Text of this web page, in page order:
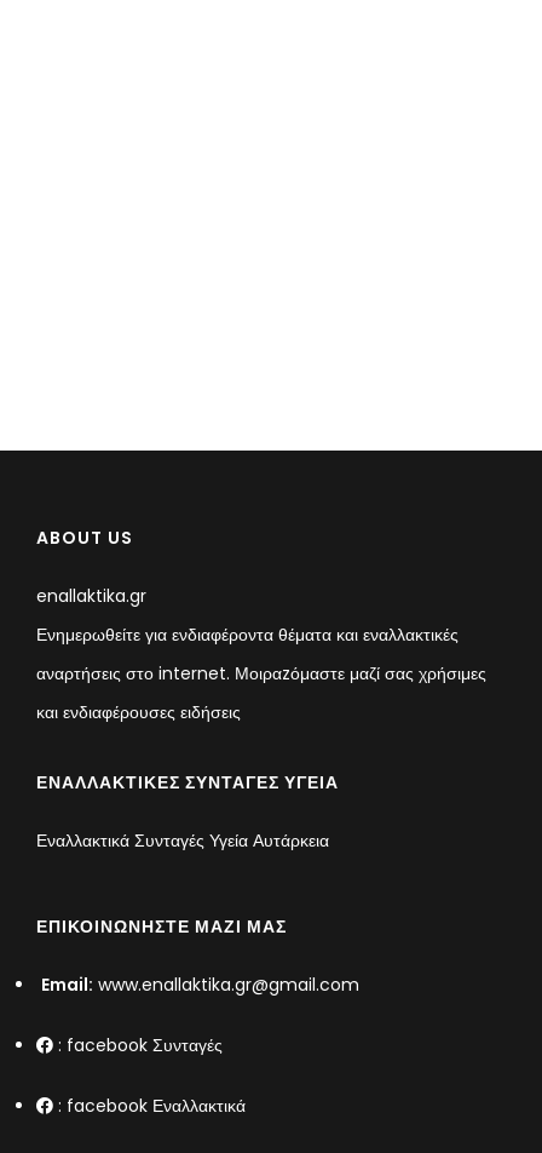
ABOUT US
enallaktika.gr
Ενημερωθείτε για ενδιαφέροντα θέματα και εναλλακτικές
αναρτήσεις στο internet. Μοιραzόμαστε μαζί σας χρήσιμες
και ενδιαφέρουσες ειδήσεις
ΕΝΑΛΛΑΚΤΙΚΈΣ ΣΥΝΤΑΓΈΣ ΥΓΕΊΑ
Εναλλακτικά Συνταγές Υγεία Αυτάρκεια
ΕΠΙΚΟΙΝΩΝΉΣΤΕ ΜΑΖΊ ΜΑΣ
Email: www.enallaktika.gr@gmail.com
: facebook Συνταγές
: facebook Εναλλακτικά